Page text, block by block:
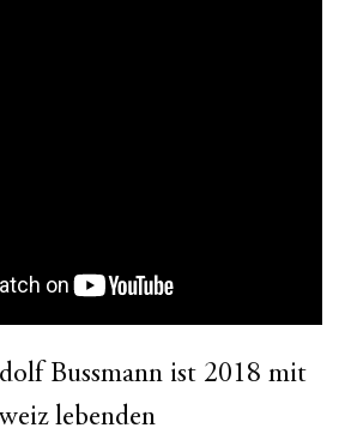
Bussmann ist 2018 mit
lebenden